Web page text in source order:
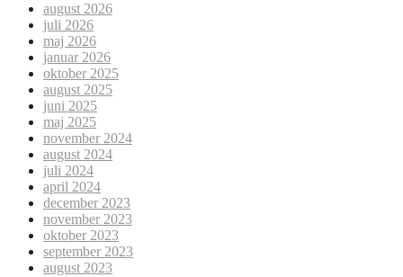
august 2026
juli 2026
maj 2026
januar 2026
oktober 2025
august 2025
juni 2025
maj 2025
november 2024
august 2024
juli 2024
april 2024
december 2023
november 2023
oktober 2023
september 2023
august 2023